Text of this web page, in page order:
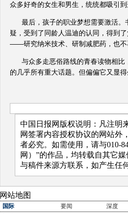
众多好奇的女生和男生，统统都吸引到
最后，孩子的职业梦想需要激活
疑，受到了同龄人温迪的认同，得到
――研究纳米技术、研制减肥药，也不
与众多走恶俗路线的青春读物相
的几乎所有重大话题。但偏偏它又显
中国日报网版权说明：凡注明
网签署内容授权协议的网站外
者必究。如需使用，请与010-
网）”的作品，均转载自其它
与稿件来源方联系，如产生任
网站地图
国际 要闻 深度